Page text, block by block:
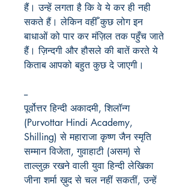
हैं। उन्हें लगता है कि वे ये कर ही नही
सकते हैं। लेकिन वहीँ कुछ लोग इन
बाधाओं को पार कर मंज़िल तक पहुँच जाते
हैं। ज़िन्दगी और हौसले की बातें करते ये
किताब आपको बहुत कुछ दे जाएगी।
--
पूर्वोत्तर हिन्दी अकादमी, शिलॉन्ग
(Purvottar Hindi Academy,
Shilling) से महाराजा कृष्ण जैन स्मृति
सम्मान विजेता, गुवाहाटी (असम) से
ताल्लुक़ रखने वाली युवा हिन्दी लेखिका
जीना शर्मा ख़ुद से चल नहीं सकतीं, उन्हें